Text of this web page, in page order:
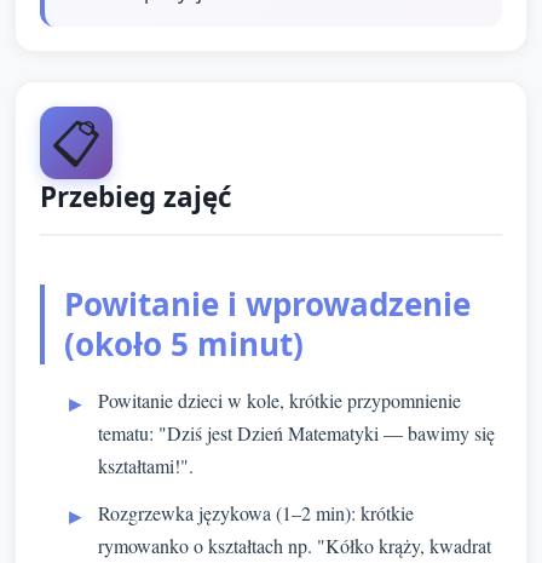
📋
Przebieg zajęć
Powitanie i wprowadzenie
(około 5 minut)
Powitanie dzieci w kole, krótkie przypomnienie
tematu: "Dziś jest Dzień Matematyki — bawimy się
kształtami!".
Rozgrzewka językowa (1–2 min): krótkie
rymowanko o kształtach np. "Kółko krąży, kwadrat